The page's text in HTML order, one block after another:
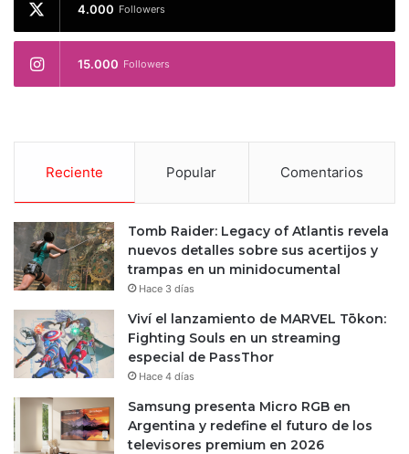
4.000 Followers
15.000 Followers
Reciente Popular Comentarios
Tomb Raider: Legacy of Atlantis revela
nuevos detalles sobre sus acertijos y
trampas en un minidocumental
Hace 3 días
Viví el lanzamiento de MARVEL Tōkon:
Fighting Souls en un streaming
especial de PassThor
Hace 4 días
Samsung presenta Micro RGB en
Argentina y redefine el futuro de los
televisores premium en 2026